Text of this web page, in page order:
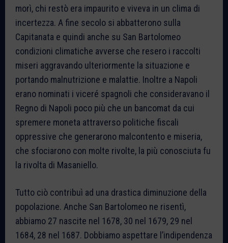
morì, chi restò era impaurito e viveva in un clima di
incertezza. A fine secolo si abbatterono sulla
Capitanata e quindi anche su San Bartolomeo
condizioni climatiche avverse che resero i raccolti
miseri aggravando ulteriormente la situazione e
portando malnutrizione e malattie. Inoltre a Napoli
erano nominati i viceré spagnoli che consideravano il
Regno di Napoli poco più che un bancomat da cui
spremere moneta attraverso politiche fiscali
oppressive che generarono malcontento e miseria,
che sfociarono con molte rivolte, la più conosciuta fu
la rivolta di Masaniello.
Tutto ciò contribuì ad una drastica diminuzione della
popolazione. Anche San Bartolomeo ne risentì,
abbiamo 27 nascite nel 1678, 30 nel 1679, 29 nel
1684, 28 nel 1687. Dobbiamo aspettare l’indipendenza